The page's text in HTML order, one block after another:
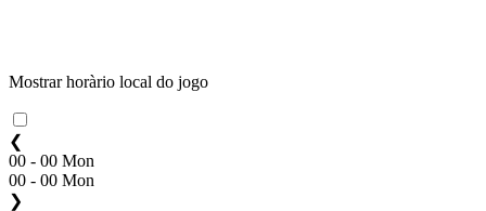
Mostrar horàrio local do jogo
❮
00 - 00 Mon
00 - 00 Mon
❯